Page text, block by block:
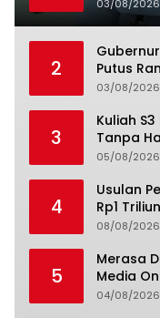
03/08/2026
2
Putus
03/08/2026
3
Kuliah
Tanpa
05/08/2026
4
Usulan
Rp1 Triliun
08/08/2026
5
Merasa
Media
04/08/2026